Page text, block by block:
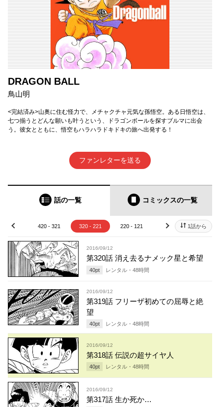
DRAGON BALL
鳥山明
<完結済み>山奥に住む怪力で、メチャクチャ元気な孫悟空。ある日悟空は、
七つ揃うとどんな願いも叶うという、ドラゴンボールを探すブルマに出会
う。彼女とともに、悟空もハラハラドキドキの旅へ出発する！
ファンレターを送る
話の一覧 コミックスの一覧
- 421 420 - 321 320 - 221 220 - 121 120 - 21 20 -
prev next 1話から
2016/09/12
第320話 消え去るナメック星と希望
40pt レンタル・ 48時間
2016/09/12
第319話 フリーザ初めての屈辱と絶
望
40pt レンタル・ 48時間
2016/09/12
第318話 伝説の超サイヤ人
40pt レンタル・ 48時間
2016/09/12
第317話 生か死か…